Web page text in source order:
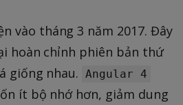
vào tháng 3 năm 2017. Đây
hoàn chỉnh phiên bản thứ
giống nhau. Angular 4
ít bộ nhớ hơn, giảm dung